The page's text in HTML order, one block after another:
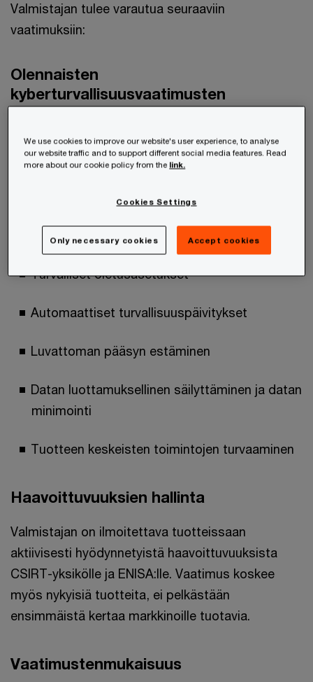
Valmistajan tulee varautua seuraaviin
vaatimuksiin:
Olennaisten
kyberturvallisuusvaatimusten
täyttäminen
Tuotteen on täytettävä riskiperusteisesti
olennaiset vaatimukset, esimerkiksi:
haavoittuvuuksia
Turvalliset oletusasetukset
Automaattiset turvallisuuspäivitykset
Luvattoman pääsyn estäminen
Datan luottamuksellinen säilyttäminen ja datan
minimointi
Tuotteen keskeisten toimintojen turvaaminen
Haavoittuvuuksien hallinta
Valmistajan on ilmoitettava tuotteissaan
aktiivisesti hyödynnetyistä haavoittuvuuksista
CSIRT-yksikölle ja ENISA:lle. Vaatimus koskee
myös nykyisiä tuotteita, ei pelkästään
ensimmäistä kertaa markkinoille tuotavia.
Vaatimustenmukaisuus
We use cookies to improve our website's user experience, to analyse
our website traffic and to support different social media features. Read
more about our cookie policy from the link.
Cookies Settings
Only necessary cookies Accept cookies